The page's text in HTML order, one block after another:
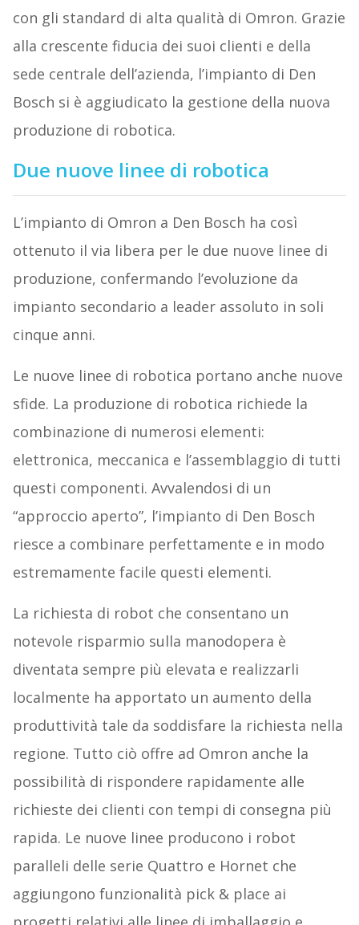
con gli standard di alta qualità di Omron. Grazie
alla crescente fiducia dei suoi clienti e della
sede centrale dell’azienda, l’impianto di Den
Bosch si è aggiudicato la gestione della nuova
produzione di robotica.
Due nuove linee di robotica
L’impianto di Omron a Den Bosch ha così
ottenuto il via libera per le due nuove linee di
produzione, confermando l’evoluzione da
impianto secondario a leader assoluto in soli
cinque anni.
Le nuove linee di robotica portano anche nuove
sfide. La produzione di robotica richiede la
combinazione di numerosi elementi:
elettronica, meccanica e l’assemblaggio di tutti
questi componenti. Avvalendosi di un
“approccio aperto”, l’impianto di Den Bosch
riesce a combinare perfettamente e in modo
estremamente facile questi elementi.
La richiesta di robot che consentano un
notevole risparmio sulla manodopera è
diventata sempre più elevata e realizzarli
localmente ha apportato un aumento della
produttività tale da soddisfare la richiesta nella
regione. Tutto ciò offre ad Omron anche la
possibilità di rispondere rapidamente alle
richieste dei clienti con tempi di consegna più
rapida. Le nuove linee producono i robot
paralleli delle serie Quattro e Hornet che
aggiungono funzionalità pick & place ai